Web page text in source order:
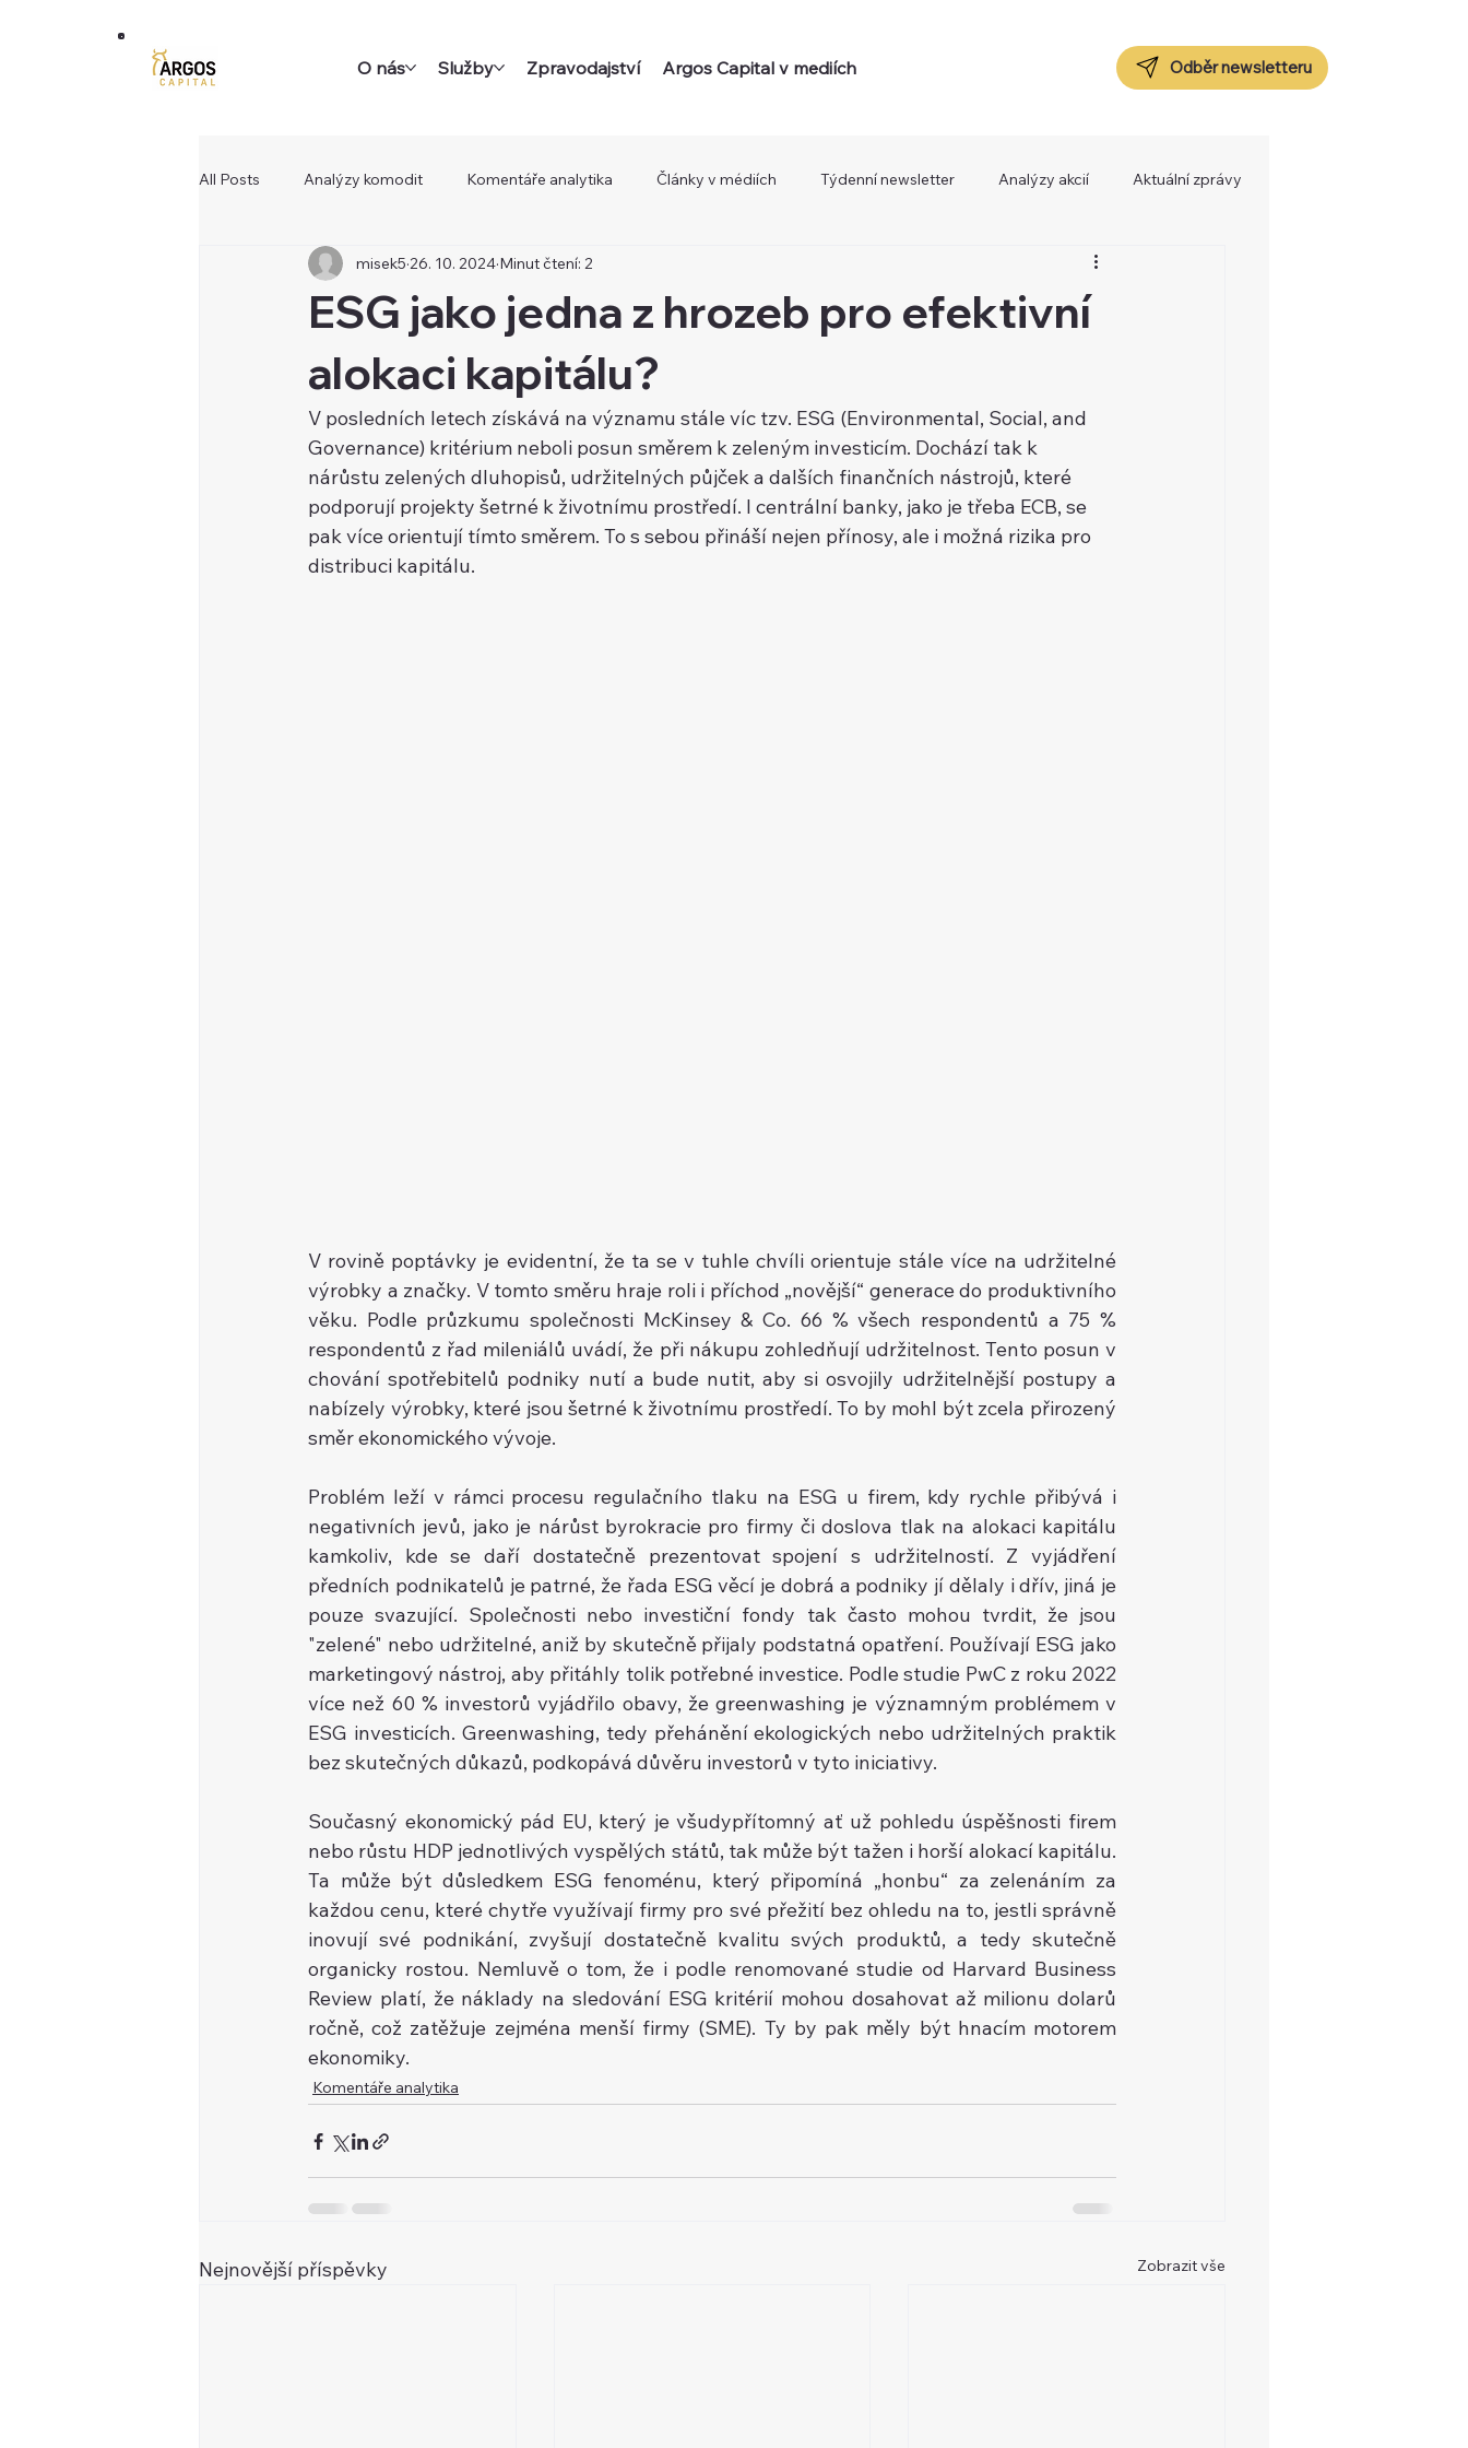
O nás Služby Zpravodajství Argos Capital v mediích Odběr newsletteru
All Posts Analýzy komodit Komentáře analytika Články v médiích Týdenní newsletter Analýzy akcií Aktuální zprávy
ESG jako jedna z hrozeb pro efektivní
alokaci kapitálu?
misek5 26. 10. 2024 Minut čtení: 2
V posledních letech získává na významu stále víc tzv. ESG (Environmental, Social, and
Governance) kritérium neboli posun směrem k zeleným investicím. Dochází tak k
nárůstu zelených dluhopisů, udržitelných půjček a dalších finančních nástrojů, které
podporují projekty šetrné k životnímu prostředí. I centrální banky, jako je třeba ECB, se
pak více orientují tímto směrem. To s sebou přináší nejen přínosy, ale i možná rizika pro
distribuci kapitálu.
V rovině poptávky je evidentní, že ta se v tuhle chvíli orientuje stále více na udržitelné
výrobky a značky. V tomto směru hraje roli i příchod „novější“ generace do produktivního
věku. Podle průzkumu společnosti McKinsey & Co. 66 % všech respondentů a 75 %
respondentů z řad mileniálů uvádí, že při nákupu zohledňují udržitelnost. Tento posun v
chování spotřebitelů podniky nutí a bude nutit, aby si osvojily udržitelnější postupy a
nabízely výrobky, které jsou šetrné k životnímu prostředí. To by mohl být zcela přirozený
směr ekonomického vývoje.
Problém leží v rámci procesu regulačního tlaku na ESG u firem, kdy rychle přibývá i
negativních jevů, jako je nárůst byrokracie pro firmy či doslova tlak na alokaci kapitálu
kamkoliv, kde se daří dostatečně prezentovat spojení s udržitelností. Z vyjádření
předních podnikatelů je patrné, že řada ESG věcí je dobrá a podniky jí dělaly i dřív, jiná je
pouze svazující. Společnosti nebo investiční fondy tak často mohou tvrdit, že jsou
"zelené" nebo udržitelné, aniž by skutečně přijaly podstatná opatření. Používají ESG jako
marketingový nástroj, aby přitáhly tolik potřebné investice. Podle studie PwC z roku 2022
více než 60 % investorů vyjádřilo obavy, že greenwashing je významným problémem v
ESG investicích. Greenwashing, tedy přehánění ekologických nebo udržitelných praktik
bez skutečných důkazů, podkopává důvěru investorů v tyto iniciativy.
Současný ekonomický pád EU, který je všudypřítomný ať už pohledu úspěšnosti firem
nebo růstu HDP jednotlivých vyspělých států, tak může být tažen i horší alokací kapitálu.
Ta může být důsledkem ESG fenoménu, který připomíná „honbu“ za zelenáním za
každou cenu, které chytře využívají firmy pro své přežití bez ohledu na to, jestli správně
inovují své podnikání, zvyšují dostatečně kvalitu svých produktů, a tedy skutečně
organicky rostou. Nemluvě o tom, že i podle renomované studie od Harvard Business
Review platí, že náklady na sledování ESG kritérií mohou dosahovat až milionu dolarů
ročně, což zatěžuje zejména menší firmy (SME). Ty by pak měly být hnacím motorem
ekonomiky.
Komentáře analytika
Nejnovější příspěvky Zobrazit vše